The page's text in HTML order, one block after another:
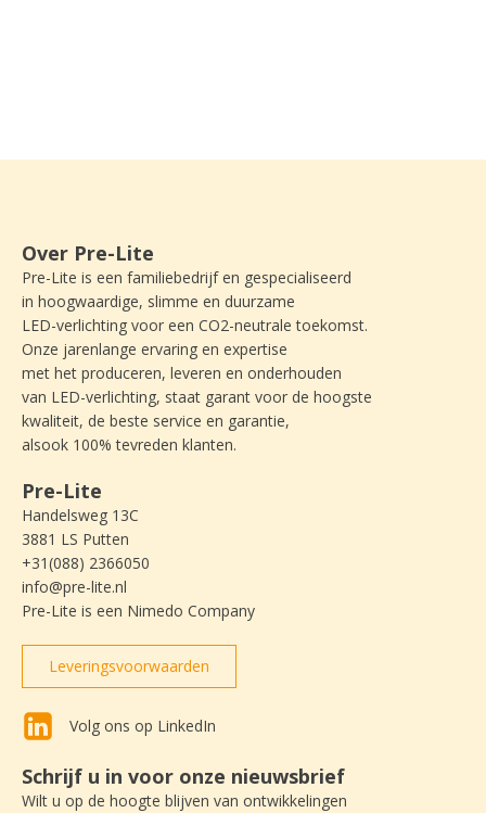
Over Pre-Lite
Pre-Lite is een familiebedrijf en gespecialiseerd
in hoogwaardige, slimme en duurzame
LED-verlichting voor een CO2-neutrale toekomst.
Onze jarenlange ervaring en expertise
met het produceren, leveren en onderhouden
van LED-verlichting, staat garant voor de hoogste
kwaliteit, de beste service en garantie,
alsook 100% tevreden klanten.
Pre-Lite
Handelsweg 13C
3881 LS Putten
+31(088) 2366050
info@pre-lite.nl
Pre-Lite is een Nimedo Company
Leveringsvoorwaarden
Volg ons op LinkedIn
Schrijf u in voor onze nieuwsbrief
Wilt u op de hoogte blijven van ontwikkelingen